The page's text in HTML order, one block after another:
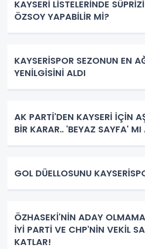
KAYSERİ LİSTELERİNDE
ÖZSOY YAPABİLİR Mİ?
KAYSERİSPOR SEZONUN EN
YENİLGİSİNİ ALDI
AK PARTİ'DEN KAYSERİ İÇİN
BİR KARAR.. 'BEYAZ
GOL DÜELLOSUNU
ÖZHASEKİ'NİN ADAY
İYİ PARTİ VE CHP'NİN VEKİL
KATLAR!